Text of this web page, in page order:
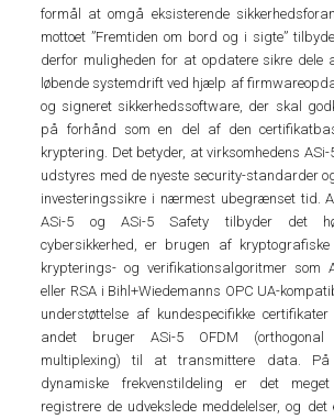
formål at omgå eksisterende
mottoet ”Fremtiden om bord og i sigte”
derfor muligheden for at opdatere sikre dele
løbende systemdrift ved hjælp af
og signeret sikkerhedssoftware, der skal
på forhånd som en del af den
kryptering. Det betyder, at virksomhedens
udstyres med de nyeste security-standarder
investeringssikre i nærmest ubegrænset tid.
ASi-5 og ASi-5 Safety tilbyder det
cybersikkerhed, er brugen af kryptografiske
krypterings- og verifikationsalgoritmer som
eller RSA i Bihl+Wiedemanns OPC UA-
understøttelse af kundespecifikke
andet bruger ASi-5 OFDM (orthogonal
multiplexing) til at transmittere data.
dynamiske frekvenstildeling er det
registrere de udvekslede meddelelser, og